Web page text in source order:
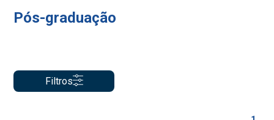
Pós-graduação
Filtros